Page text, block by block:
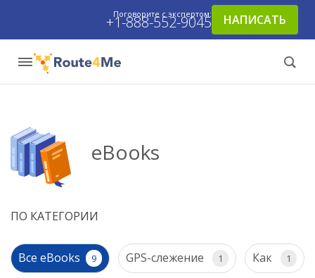
Поговорите с экспертом:
+1-888-552-9045 НАПИСАТЬ
eBooks
ПО КАТЕГОРИИ
Все eBooks 9 GPS-слежение 1 Как 1